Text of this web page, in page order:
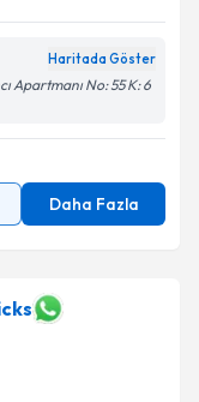
Haritada Göster
Apartmanı No: 55 K: 6
Daha Fazla